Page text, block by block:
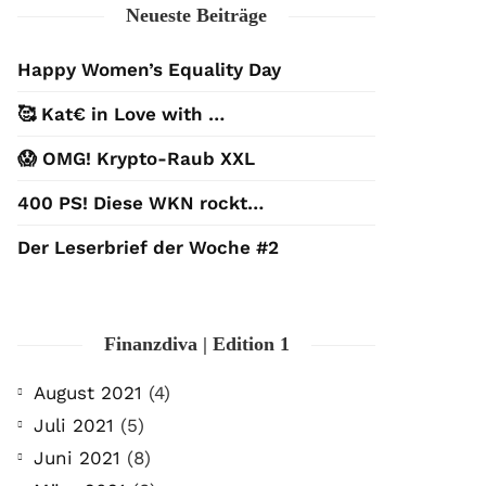
Neueste Beiträge
Happy Women’s Equality Day
🥰 Kat€ in Love with …
😱 OMG! Krypto-Raub XXL
400 PS! Diese WKN rockt…
Der Leserbrief der Woche #2
Finanzdiva | Edition 1
August 2021 (4)
Juli 2021 (5)
Juni 2021 (8)